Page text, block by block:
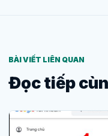
BÀI VIẾT LIÊN QUAN
Đọc tiếp